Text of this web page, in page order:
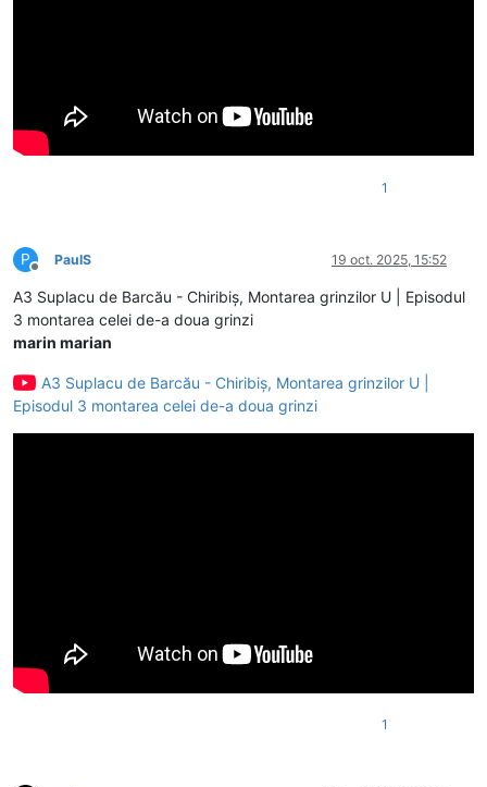
1
P
Deconectat
PaulS 19 oct. 2025, 15:52
A3 Suplacu de Barcău - Chiribiș, Montarea grinzilor U | Episodul
3 montarea celei de-a doua grinzi
marin marian
A3 Suplacu de Barcău - Chiribiș, Montarea grinzilor U |
Episodul 3 montarea celei de-a doua grinzi
1